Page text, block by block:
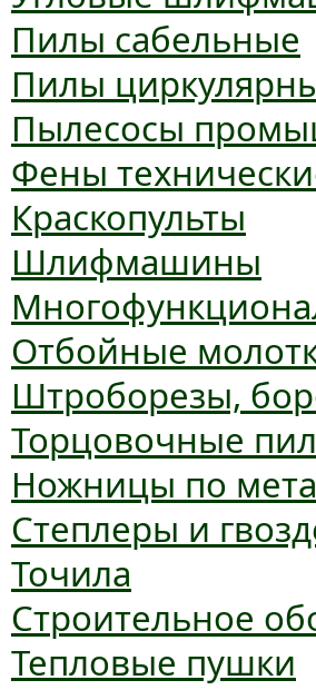
Пилы сабельные
Пилы
Пылесосы
Фены
Краскопульты
Шлифмашины
Отбойные
Штроборезы,
Торцовочные
Ножницы по
Степлеры и
Точила
Строительное
Тепловые пушки